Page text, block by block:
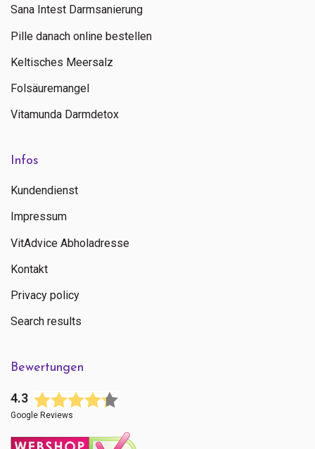
Sana Intest Darmsanierung
Pille danach online bestellen
Keltisches Meersalz
Folsäuremangel
Vitamunda Darmdetox
Infos
Kundendienst
Impressum
VitAdvice Abholadresse
Kontakt
Privacy policy
Search results
Bewertungen
4.3
Google Reviews